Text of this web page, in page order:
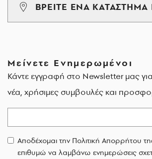
ΒΡΕΙΤΕ ΕΝΑ
Μείνετε Ενημερωμένοι
Κάντε εγγραφή στο Newsletter μας
νέα, χρήσιμες συμβουλές και
Αποδέχομαι την Πολιτική Απορρήτου
επιθυμώ να λαμβάνω ενημερώσεις